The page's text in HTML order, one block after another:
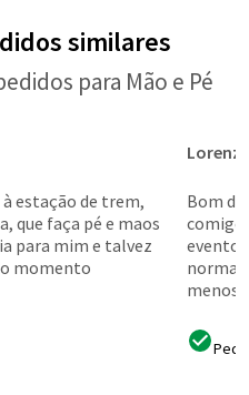
similares
para Mão e Pé
estação de trem,
que faça pé e maos
para mim e talvez
momento
Bom
comigo
menos